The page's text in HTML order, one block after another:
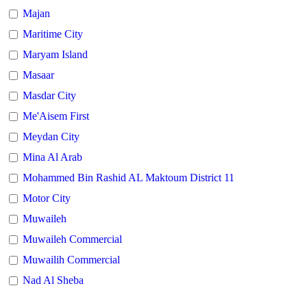
Majan
Maritime City
Maryam Island
Masaar
Masdar City
Me'Aisem First
Meydan City
Mina Al Arab
Mohammed Bin Rashid AL Maktoum District 11
Motor City
Muwaileh
Muwaileh Commercial
Muwailih Commercial
Nad Al Sheba